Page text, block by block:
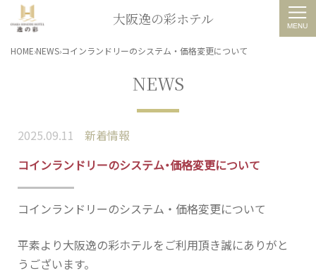
大阪逸の彩ホテル
HOME NEWS コインランドリーのシステム・価格変更について
NEWS
2025.09.11
新着情報
コインランドリーのシステム・価格変更について
コインランドリーのシステム・価格変更について
平素より大阪逸の彩ホテルをご利用頂き誠にありがと
うございます。